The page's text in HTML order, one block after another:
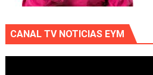
CANAL TV NOTICIAS EYM